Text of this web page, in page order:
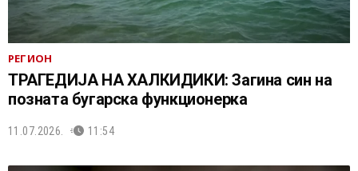
РЕГИОН
ТРАГЕДИЈА НА ХАЛКИДИКИ: Загина син на
позната бугарска функционерка
11.07.2026. 11:54